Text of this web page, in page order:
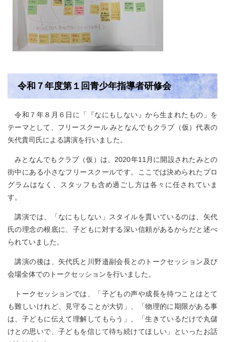
令和７年度第１回青少年指導者研修会
令和７年８月６日に「『なにもしない』から生まれたもの」を
テーマとして、フリースクール みとなんでもクラブ（仮）代表の
矢代貴司氏による講演を行いました。
みとなんでもクラブ（仮）は、2020年11月に開設されたみとの
街中にある小さなフリースクールです。ここでは決められたプロ
グラムはなく、スタッフも含め過ごし方は各々に任されていま
す。
講演では、「なにもしない」スタイルを貫いているのは、矢代
氏の理念の根底に、子どもに対する深い信頼があるからだと述べ
られていました。
講演の後は、矢代氏と川野邉副会長とのトークセッション及び
会場全体でのトークセッションを行いました。
トークセッションでは、「子どもの声や成長を待つことはとて
も難しいけれど、見守ることが大切」、「物理的に期限がある事
は、子どもに伝えて理解してもらう」、「生きているだけで丸儲
けとの思いで、子どもを信じて待ち続けてほしい」といったお話